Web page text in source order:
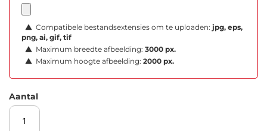
Compatibele bestandsextensies om te uploaden: jpg, eps,
png, ai, gif, tif
Maximum breedte afbeelding: 3000 px.
Maximum hoogte afbeelding: 2000 px.
Aantal